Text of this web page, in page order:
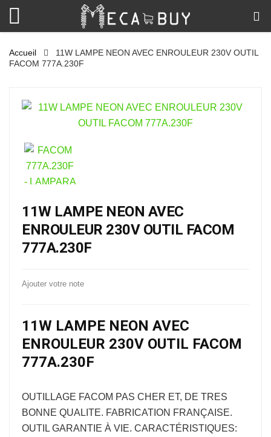
Accueil
11W LAMPE NEON AVEC ENROULEUR 230V OUTIL
FACOM 777A.230F
11W LAMPE NEON AVEC
ENROULEUR 230V OUTIL FACOM
777A.230F
Ajouter votre note
11W LAMPE NEON AVEC
ENROULEUR 230V OUTIL FACOM
777A.230F
OUTILLAGE FACOM PAS CHER ET, DE TRES
BONNE QUALITE. FABRICATION FRANÇAISE.
OUTIL GARANTIE À VIE. CARACTÉRISTIQUES: